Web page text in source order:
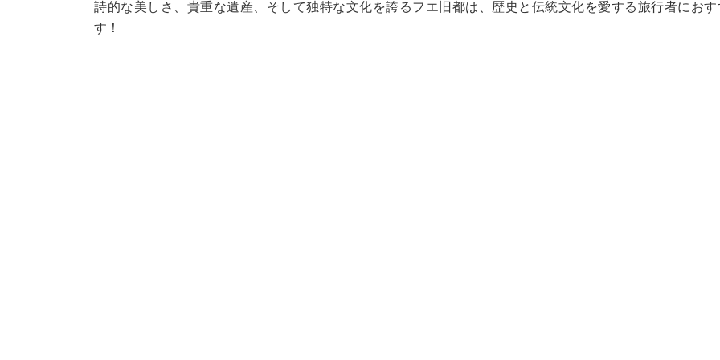
詩的な美しさ、貴重な遺産、そして独特な文化を誇るフエ旧都は、歴史と伝統文化を愛する旅行者にお
す！